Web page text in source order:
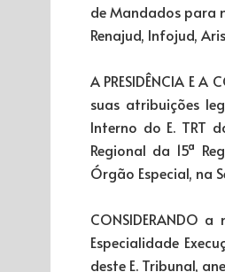
de Mandados para
Renajud, Infojud,
A PRESIDÊNCIA E A
suas atribuições
Interno do E. TRT
Regional da 15ª
Órgão Especial, na
CONSIDERANDO
Especialidade
deste E. Tribunal,